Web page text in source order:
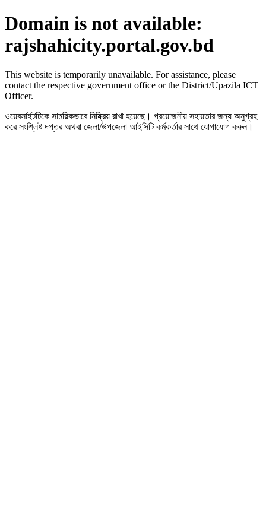
Domain is not available:
rajshahicity.portal.gov.bd
This website is temporarily unavailable. For assistance, please
contact the respective government office or the District/Upazila ICT
Officer.
ওয়েবসাইটটিকে সাময়িকভাবে নিষ্ক্রিয় রাখা হয়েছে। প্রয়োজনীয় সহায়তার জন্য অনুগ্রহ
করে সংশ্লিষ্ট দপ্তর অথবা জেলা/উপজেলা আইসিটি কর্মকর্তার সাথে যোগাযোগ করুন।